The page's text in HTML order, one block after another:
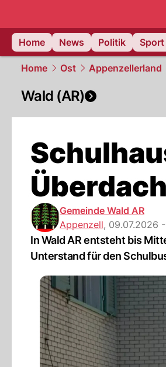
Home
News Politik Sport
Home Ost Appenzellerland
Wald (AR)
Gemeinde Wald AR
Appenzell, 09.07.2026
In Wald AR entsteht bis
Unterstand für den